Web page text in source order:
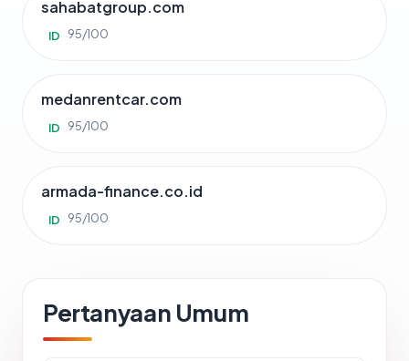
sahabatgroup.com
ID 95/100
medanrentcar.com
ID 95/100
armada-finance.co.id
ID 95/100
Pertanyaan Umum